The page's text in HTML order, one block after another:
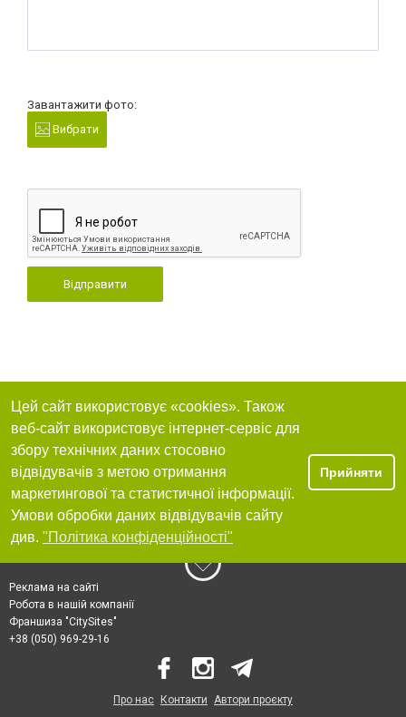
Завантажити фото:
Вибрати
Відправити
Цей сайт використовує «cookies». Також
веб-сайт використовує інтернет-сервіс для
збору технічних даних стосовно
відвідувачів з метою отримання
маркетингової та статистичної інформації.
Умови обробки даних відвідувачів сайту
див. "Політика конфіденційності"
Прийняти
Реклама на сайті
Робота в нашій компанії
Франшиза "CitySites"
+38 (050) 969-29-16
Про нас Контакти Автори проєкту